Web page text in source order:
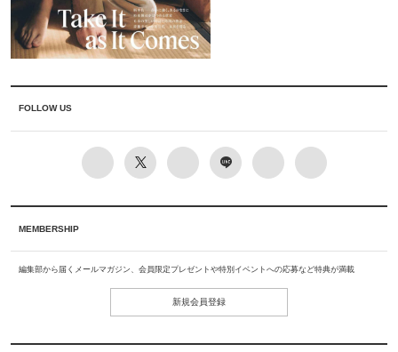
FOLLOW US
MEMBERSHIP
編集部から届くメールマガジン、会員限定プレゼントや特別イベントへの応募など特典が満載
新規会員登録